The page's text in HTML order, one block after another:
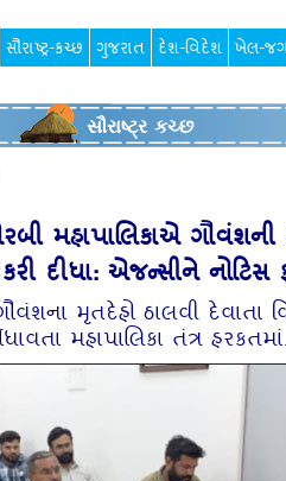
સૌરાષ્ટ્ર-કચ્છ ગુજરાત દેશ-વિદેશ ખેલ-
સૌરાષ્ટ્ર કચ્છ
મહાપાલિકાએ ગૌવંશની
કરી દીધા: એજન્સીને નોટિસ
મૃતદેહો ઠાલવી દેવાતા
મહાપાલિકા તંત્ર